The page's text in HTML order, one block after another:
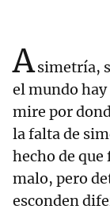
Asimetría,
el mundo hay
mire por
la falta de
hecho de
malo, pero
esconden